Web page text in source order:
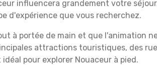
influencera grandement votre
d'expérience que vous recherchez.
à portée de main et que l'animation
attractions touristiques, des
pour explorer Nouaceur à pied.